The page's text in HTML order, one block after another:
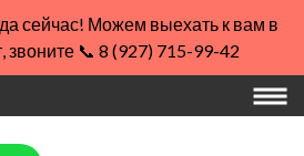
сейчас! Можем выехать к вам в
звоните 📞 8 (927) 715-99-42